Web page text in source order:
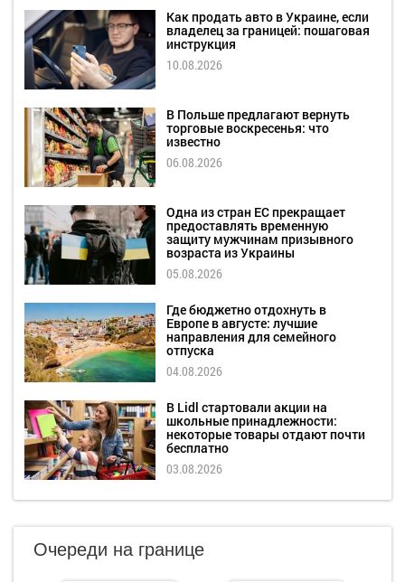
Как продать авто в Украине, если
владелец за границей: пошаговая
инструкция
10.08.2026
В Польше предлагают вернуть
торговые воскресенья: что
известно
06.08.2026
Одна из стран ЕС прекращает
предоставлять временную
защиту мужчинам призывного
возраста из Украины
05.08.2026
Где бюджетно отдохнуть в
Европе в августе: лучшие
направления для семейного
отпуска
04.08.2026
В Lidl стартовали акции на
школьные принадлежности:
некоторые товары отдают почти
бесплатно
03.08.2026
Очереди на границе